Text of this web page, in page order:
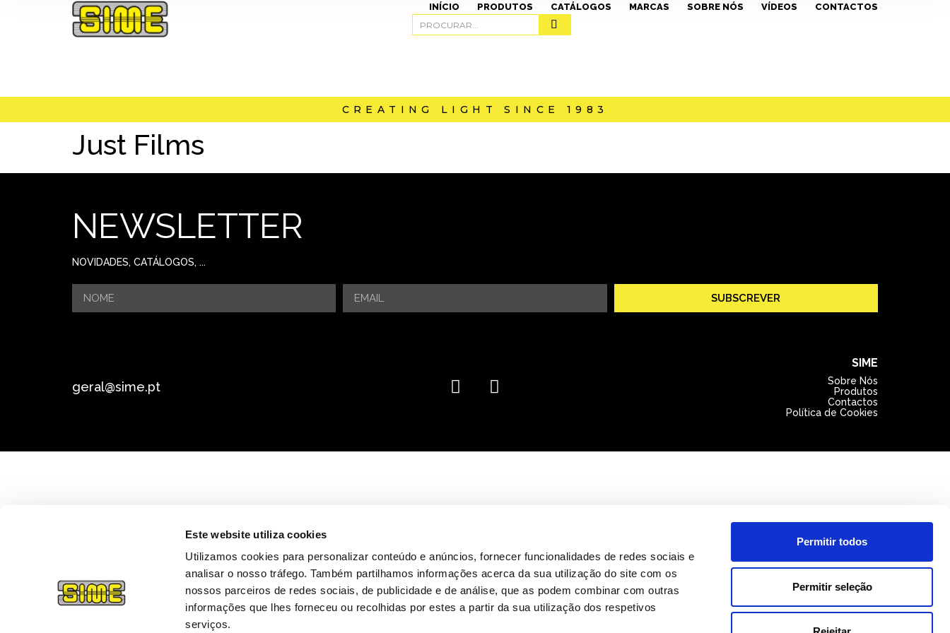
Este website utiliza cookies
Utilizamos cookies para personalizar conteúdo e anúncios, fornecer funcionalidades de redes sociais e
analisar o nosso tráfego. Também partilhamos informações acerca da sua utilização do site com os
nossos parceiros de redes sociais, de publicidade e de análise, que as podem combinar com outras
informações que lhes forneceu ou recolhidas por estes a partir da sua utilização dos respetivos
serviços.
Permitir todos
Permitir seleção
INÍCIO PRODUTOS CATÁLOGOS MARCAS SOBRE NÓS VÍDEOS CONTACTOS
CREATING LIGHT SINCE 1983
Just Films
NEWSLETTER
NOVIDADES, CATÁLOGOS, ...
SUBSCREVER
geral@sime.pt
SIME
Sobre Nós
Produtos
Contactos
Política de Cookies